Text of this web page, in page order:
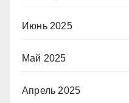
Июнь 2025
Май 2025
Апрель 2025